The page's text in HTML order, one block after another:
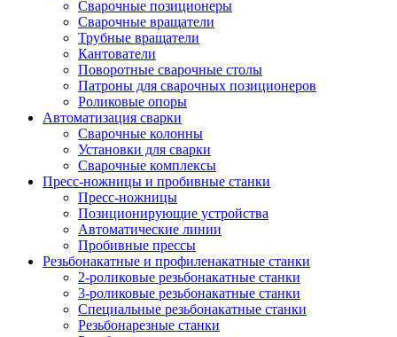
Сварочные позиционеры
Сварочные вращатели
Трубные вращатели
Кантователи
Поворотные сварочные столы
Патроны для сварочных позиционеров
Роликовые опоры
Автоматизация сварки
Сварочные колонны
Установки для сварки
Сварочные комплексы
Пресс-ножницы и пробивные станки
Пресс-ножницы
Позиционирующие устройства
Автоматические линии
Пробивные прессы
Резьбонакатные и профиленакатные станки
2-роликовые резьбонакатные станки
3-роликовые резьбонакатные станки
Специальные резьбонакатные станки
Резьбонарезные станки